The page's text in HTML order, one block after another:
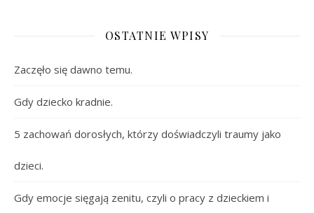
OSTATNIE WPISY
Zaczęło się dawno temu.
Gdy dziecko kradnie.
5 zachowań dorosłych, którzy doświadczyli traumy jako
dzieci.
Gdy emocje sięgają zenitu, czyli o pracy z dzieckiem i